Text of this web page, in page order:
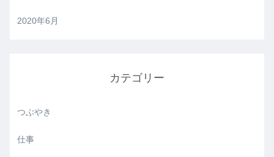
2020年6月
カテゴリー
つぶやき
仕事